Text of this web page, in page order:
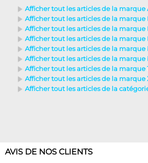
Afficher tout les articles de la marque
Afficher tout les articles de la marque
Afficher tout les articles de la marque
Afficher tout les articles de la marque
Afficher tout les articles de la marque
Afficher tout les articles de la marque
Afficher tout les articles de la marque
Afficher tout les articles de la marque
Afficher tout les articles de la
AVIS DE NOS CLIENTS